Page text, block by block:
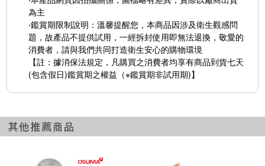
為主
‧鑑賞期限制說明：溫馨提醒您，本商品因涉及衛生觀感問
題，故產品不提供試用，一經拆封使用即無法退換，敬愛的
消費者，請與我們共同打造衛生安心的購物環境
【註：據消保法規定，凡購買之消費者均享有商品到貨七天
(包含假日)鑑賞期之權益（※鑑賞期非試用期)】